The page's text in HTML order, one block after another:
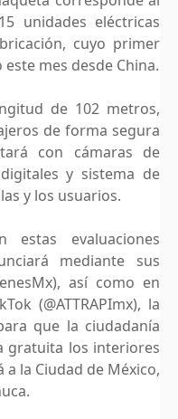
unidades eléctricas
cuyo primer
mes desde China.
de 102 metros,
de forma segura
con cámaras de
y sistema de
y los usuarios.
estas evaluaciones
mediante sus
así como en
(@ATTRAPImx), la
que la ciudadanía
gratuita los interiores
la Ciudad de México,